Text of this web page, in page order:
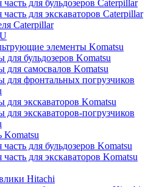
часть для бульдозеров Caterpillar
часть для экскаваторов Caterpillar
Caterpillar
элементы Komatsu
для бульдозеров Komatsu
для самосвалов Komatsu
для фронтальных погрузчиков
для экскаваторов Komatsu
для экскаваторов-погрузчиков
Komatsu
часть для бульдозеров Komatsu
часть для экскаваторов Komatsu
Hitachi